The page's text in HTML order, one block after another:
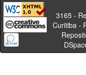
Av.
3165 -